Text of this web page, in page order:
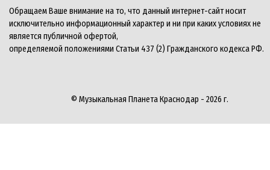
Обращаем Ваше внимание на то, что данный интернет-сайт носит
исключительно информационный характер и ни при каких условиях не
является публичной офертой,
определяемой положениями Статьи 437 (2) Гражданского кодекса РФ.
© Музыкальная Планета Краснодар - 2026 г.